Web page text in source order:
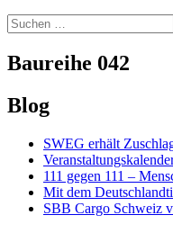
Suchen
nach:
Baureihe 042
Blog
SWEG erhält
111 gegen 111 –
Mit dem
SBB Cargo Schweiz